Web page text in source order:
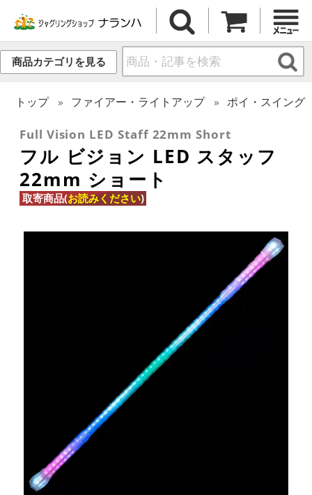
商品カテゴリを見る
トップ ファイアー・ライトアップ ポイ・スイング
Full Vision LED Staff 22mm Short
フル ビジョン LED スタッフ
22mm ショート
取寄商品(お読みください)